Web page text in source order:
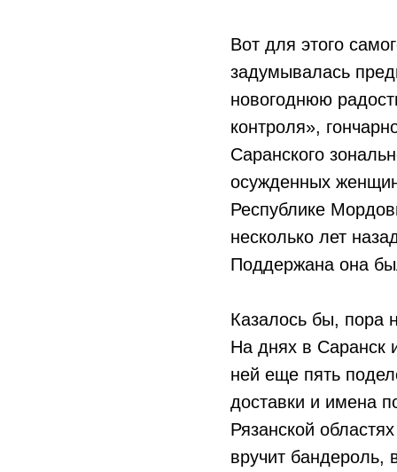
Вот для этого
задумывалась
новогоднюю
контроля»,
Саранского
осужденных
Республике
несколько лет
Поддержана она
Казалось бы, пора
На днях в Саранск
ней еще пять
доставки и имена
Рязанской
вручит бандероль,